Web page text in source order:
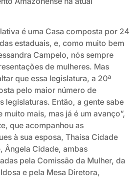
é uma Casa composta por 24
estaduais, e, como muito bem
Campelo, nós sempre
de mulheres. Mas
que essa legislatura, a 20ª
pelo maior número de
legislaturas. Então, a gente sabe
mais, mas já é um avanço”,
que acompanhou as
à sua esposa, Thaisa Cidade
Ângela Cidade, ambas
pela Comissão da Mulher, da
e pela Mesa Diretora,